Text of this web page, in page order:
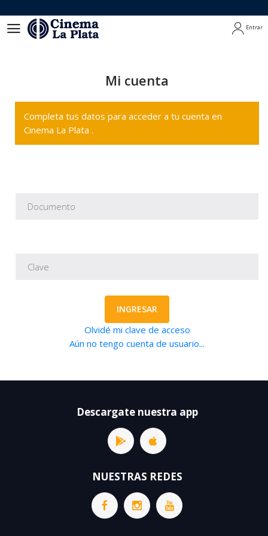
Entrar
Mi cuenta
Completa tus datos para acceder a tu cuenta en
Cinema La Plata .
INGRESAR
Olvidé mi clave de acceso
Aún no tengo cuenta de usuario...
Descargate nuestra app
NUESTRAS REDES